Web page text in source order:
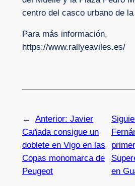
centro del casco urbano de
Para más información,
https://www.rallyeaviles.es/
← Anterior: Javier
Cañada consigue un
doblete en Vigo en las
Copas monomarca de
Peugeot
en